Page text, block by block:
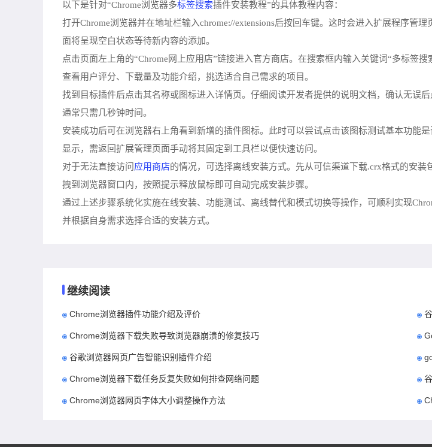
以下是针对“Chrome浏览器多标签搜索插件安装教程”的具体教程内容：
打开Chrome浏览器并在地址栏输入chrome://extensions后按回车键。这时会进入扩展程序管
面将呈现空白状态等待新内容的添加。
点击页面左上角的“Chrome网上应用店”链接进入官方商店。在搜索框内输入关键词“多标签
查看用户评分、下载量及功能介绍，挑选适合自己需求的项目。
找到目标插件后点击其名称或图标进入详情页。仔细阅读开发者提供的说明文档，确认无误
通常只需几秒钟时间。
安装成功后可在浏览器右上角看到新增的插件图标。此时可以尝试点击该图标测试基本功能
显示，需返回扩展管理页面手动将其固定到工具栏以便快速访问。
对于无法直接访问 应用商店的情况，可选择离线安装方式。先从可信渠道下载.crx格式的安装
拽到浏览器窗口内，按照提示释放鼠标即可自动完成安装步骤。
通过上述步骤系统化实施在线安装、功能测试、离线替代和模式切换等操作，可顺利实现
并根据自身需求选择合适的安装方式。
继续阅读
Chrome浏览器插件功能介绍及评价
Chrome浏览器下载失败导致浏览器崩溃的修复技巧
谷歌浏览器网页广告智能识别插件介绍
Chrome浏览器下载任务反复失败如何排查网络问题
Chrome浏览器网页字体大小调整操作方法